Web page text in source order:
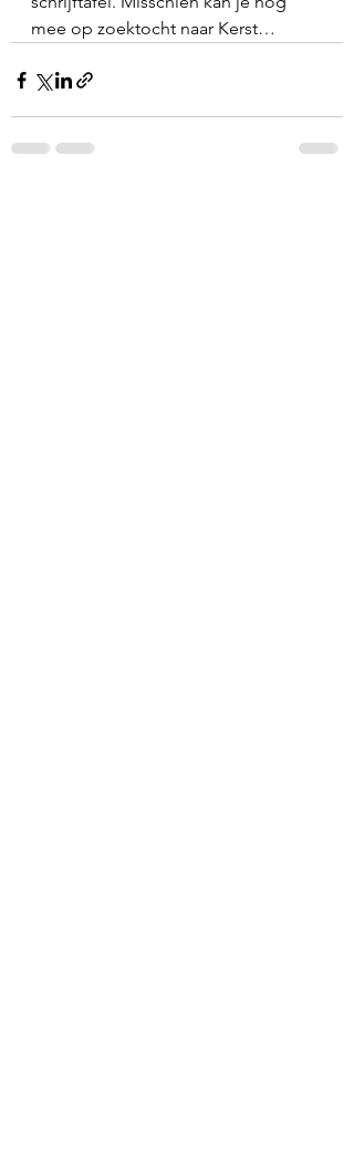
mee op zoektocht naar Kerst…